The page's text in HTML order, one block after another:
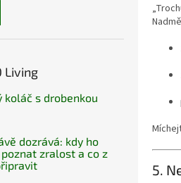
Living
koláč s drobenkou
dozrává: kdy ho
zralost a co z
5.